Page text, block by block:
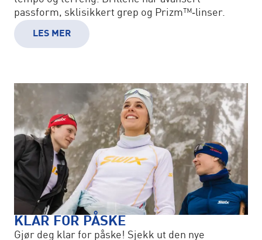
passform, sklisikkert grep og Prizm™‑linser.
LES MER
KLAR FOR PÅSKE
Gjør deg klar for påske! Sjekk ut den nye